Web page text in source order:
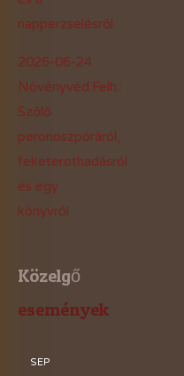
napperzselésről
2026-06-24
Növényvéd.Felh.:
Szőlő
peronoszpóráról,
feketerothadásról
és egy
könyvről
Közelgő
események
SEP